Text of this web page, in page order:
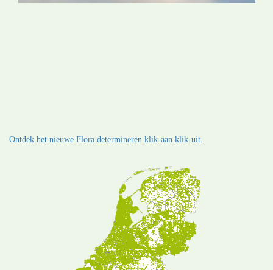
Ontdek het nieuwe Flora determineren klik-aan klik-uit.